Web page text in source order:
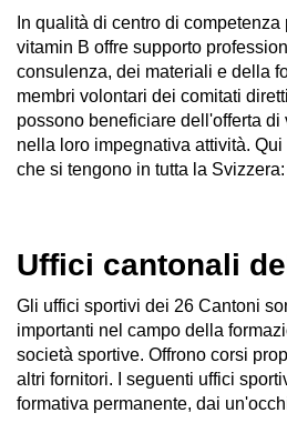
In qualità di centro di
vitamin B offre supporto
consulenza, dei materiali e della
membri volontari dei comitati
possono beneficiare dell'offerta
nella loro impegnativa attività.
che si tengono in tutta la Svizzera:
Uffici cantonali
Gli uffici sportivi dei 26 Cantoni
importanti nel campo della
società sportive. Offrono corsi
altri fornitori. I seguenti uffici
formativa permanente, dai